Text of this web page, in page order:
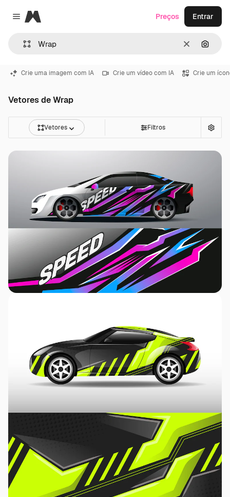
Close menu
Magnific
Limpar
Preços Entrar
Crie uma imagem com IA Crie um vídeo com IA Crie um
Vetores de Wrap
Vetores Filtros